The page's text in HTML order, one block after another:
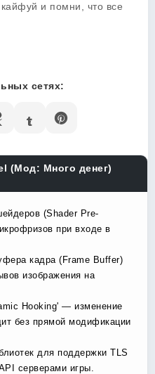
и помни, что все
сетях:
(Мод: Много денег)
(Shader Pre-
при входе в
кадра (Frame Buffer)
изображения на
Hooking' — изменение
без прямой модификации
для поддержки TLS
серверами игры.